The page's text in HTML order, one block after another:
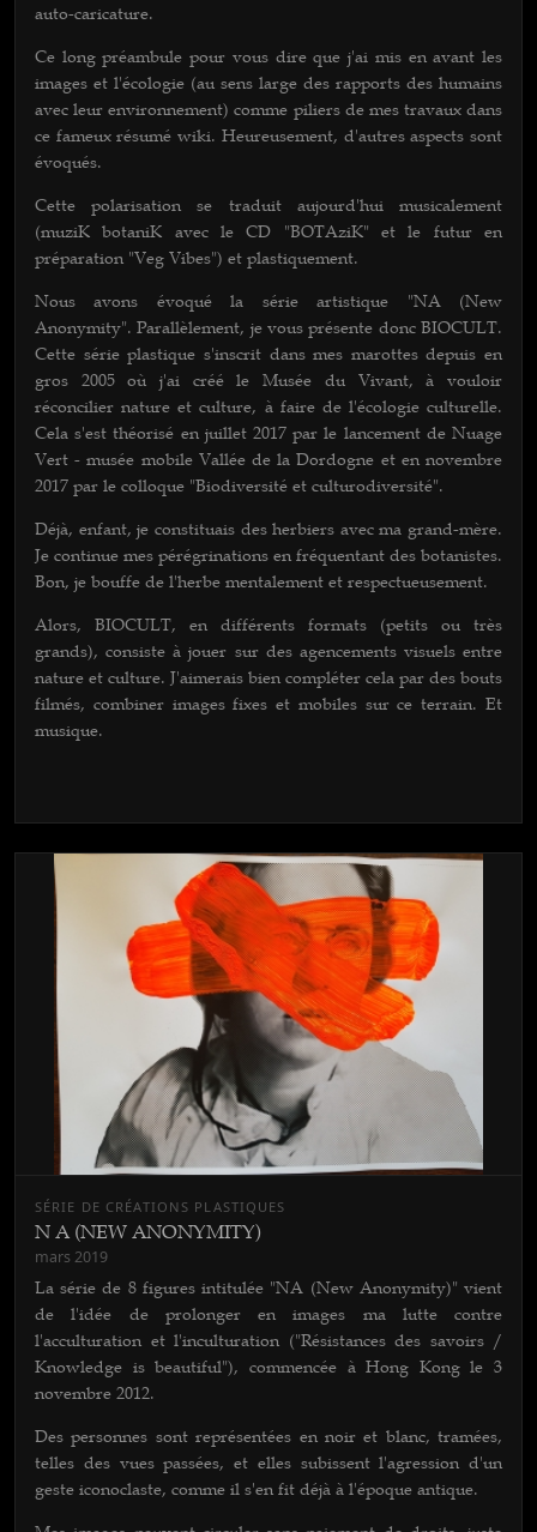
auto-caricature.
Ce long préambule pour vous dire que j'ai mis en avant les
images et l'écologie (au sens large des rapports des humains
avec leur environnement) comme piliers de mes travaux dans
ce fameux résumé wiki. Heureusement, d'autres aspects sont
évoqués.
Cette polarisation se traduit aujourd'hui musicalement
(muziK botaniK avec le CD "BOTAziK" et le futur en
préparation "Veg Vibes") et plastiquement.
Nous avons évoqué la série artistique "NA (New
Anonymity". Parallèlement, je vous présente donc BIOCULT.
Cette série plastique s'inscrit dans mes marottes depuis en
gros 2005 où j'ai créé le Musée du Vivant, à vouloir
réconcilier nature et culture, à faire de l'écologie culturelle.
Cela s'est théorisé en juillet 2017 par le lancement de Nuage
Vert - musée mobile Vallée de la Dordogne et en novembre
2017 par le colloque "Biodiversité et culturodiversité".
Déjà, enfant, je constituais des herbiers avec ma grand-mère.
Je continue mes pérégrinations en fréquentant des botanistes.
Bon, je bouffe de l'herbe mentalement et respectueusement.
Alors, BIOCULT, en différents formats (petits ou très
grands), consiste à jouer sur des agencements visuels entre
nature et culture. J'aimerais bien compléter cela par des bouts
filmés, combiner images fixes et mobiles sur ce terrain. Et
musique.
SÉRIE DE CRÉATIONS PLASTIQUES
N A (NEW ANONYMITY)
mars 2019
La série de 8 figures intitulée "NA (New Anonymity)" vient
de l'idée de prolonger en images ma lutte contre
l'acculturation et l'inculturation ("Résistances des savoirs /
Knowledge is beautiful"), commencée à Hong Kong le 3
novembre 2012.
Des personnes sont représentées en noir et blanc, tramées,
telles des vues passées, et elles subissent l'agression d'un
geste iconoclaste, comme il s'en fit déjà à l'époque antique.